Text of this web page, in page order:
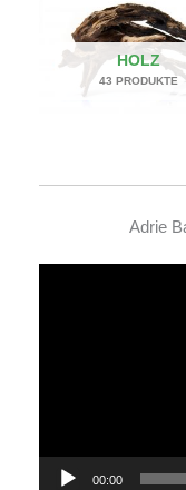
HOLZ
43 PRODUKTE
Adrie
00:00